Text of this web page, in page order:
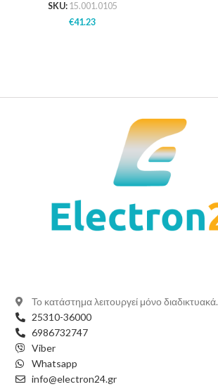
SKU: 15.001.0105
€41.23
Το κατάστημα λειτουργεί μόνο διαδικτυακά.
25310-36000
6986732747
Viber
Whatsapp
info@electron24.gr